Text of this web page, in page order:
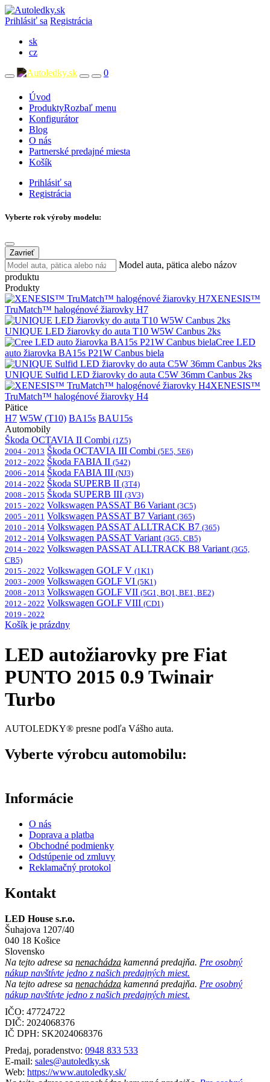
Prihlásiť sa Registrácia
sk
cz
0
Úvod
ProduktyRozbaľ menu
Konfigurátor
Blog
O nás
Partnerské predajné miesta
Košík
Prihlásiť sa
Registrácia
Vyberte rok výroby modelu:
Zavrieť
Model auta, pätica alebo názov
produktu
Produkty
XENESIS™
TruMatch™ halogénové žiarovky H7
UNIQUE LED žiarovky do auta T10 W5W Canbus 2ks
Cree LED
auto žiarovka BA15s P21W Canbus biela
UNIQUE Sulfid LED žiarovky do auta C5W 36mm Canbus 2ks
XENESIS™
TruMatch™ halogénové žiarovky H4
Pätice
H7 W5W (T10) BA15s BAU15s
Automobily
Škoda OCTAVIA II Combi (1Z5)
2004 - 2013 Škoda OCTAVIA III Combi (5E5, 5E6)
2012 - 2022 Škoda FABIA II (542)
2006 - 2014 Škoda FABIA III (NJ3)
2014 - 2022 Škoda SUPERB II (3T4)
2008 - 2015 Škoda SUPERB III (3V3)
2015 - 2022 Volkswagen PASSAT B6 Variant (3C5)
2005 - 2011 Volkswagen PASSAT B7 Variant (365)
2010 - 2014 Volkswagen PASSAT ALLTRACK B7 (365)
2012 - 2014 Volkswagen PASSAT Variant (3G5, CB5)
2014 - 2022 Volkswagen PASSAT ALLTRACK B8 Variant (3G5,
CB5)
2015 - 2022 Volkswagen GOLF V (1K1)
2003 - 2009 Volkswagen GOLF VI (5K1)
2008 - 2013 Volkswagen GOLF VII (5G1, BQ1, BE1, BE2)
2012 - 2022 Volkswagen GOLF VIII (CD1)
2019 - 2022
Košík je prázdny
LED autožiarovky pre Fiat
PUNTO 2015 0.9 Twinair
Turbo
AUTOLEDKY® presne podľa Vášho auta.
Vyberte výrobcu automobilu:
Informácie
O nás
Doprava a platba
Obchodné podmienky
Odstúpenie od zmluvy
Reklamačný protokol
Kontakt
LED House s.r.o.
Šuhajova 1207/40
040 18 Košice
Slovensko
Na tejto adrese sa nenachádza kamenná predajňa. Pre osobný
nákup navštívte jedno z našich predajných miest.
Na tejto adrese sa nenachádza kamenná predajňa. Pre osobný
nákup navštívte jedno z našich predajných miest.
IČO: 47724722
DIČ: 2024068376
IČ DPH: SK2024068376
Predaj, poradenstvo: 0948 833 533
E-mail: sales@autoledky.sk
Web: https://www.autoledky.sk/